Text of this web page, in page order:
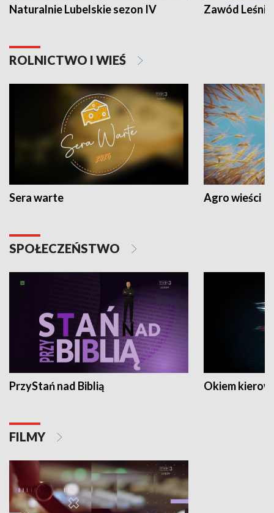
Naturalnie Lubelskie sezon IV Zawód Leśnik
ROLNICTWO I WIEŚ
Sera warte Agro wieści
SPOŁECZEŃSTWO
PrzyStań nad Biblią Okiem
FILMY